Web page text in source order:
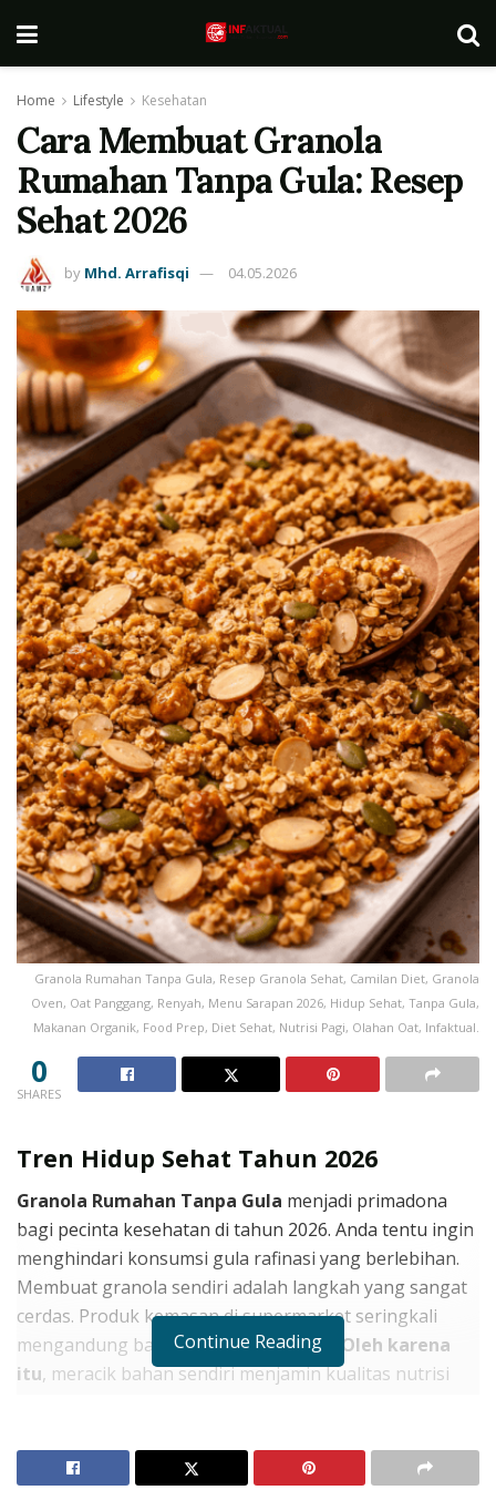
Home Lifestyle Kesehatan
Cara Membuat Granola
Rumahan Tanpa Gula: Resep
Sehat 2026
by Mhd. Arrafisqi 04.05.2026
Granola Rumahan Tanpa Gula, Resep Granola Sehat, Camilan Diet, Granola
Oven, Oat Panggang, Renyah, Menu Sarapan 2026, Hidup Sehat, Tanpa Gula,
Makanan Organik, Food Prep, Diet Sehat, Nutrisi Pagi, Olahan Oat, Infaktual.
0
SHARES
Tren Hidup Sehat Tahun 2026
Granola Rumahan Tanpa Gula menjadi primadona
bagi pecinta kesehatan di tahun 2026. Anda tentu ingin
menghindari konsumsi gula rafinasi yang berlebihan.
Membuat granola sendiri adalah langkah yang sangat
cerdas. Produk kemasan di supermarket seringkali
mengandung banyak pemanis buatan.
Oleh karena
itu, meracik bahan sendiri menjamin kualitas nutrisi
itu
, aroma panggangan oat di dapur memberikan
Continue Reading